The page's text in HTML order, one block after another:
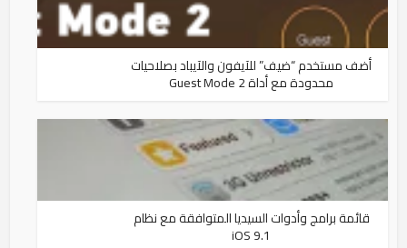
أضف مستخدم “ضيف” للآيفون والآيباد بصلاحيات
محدودة مع أداة Guest Mode 2
قائمة برامج وأدوات السيديا المتوافقة مع نظام
iOS 9.1